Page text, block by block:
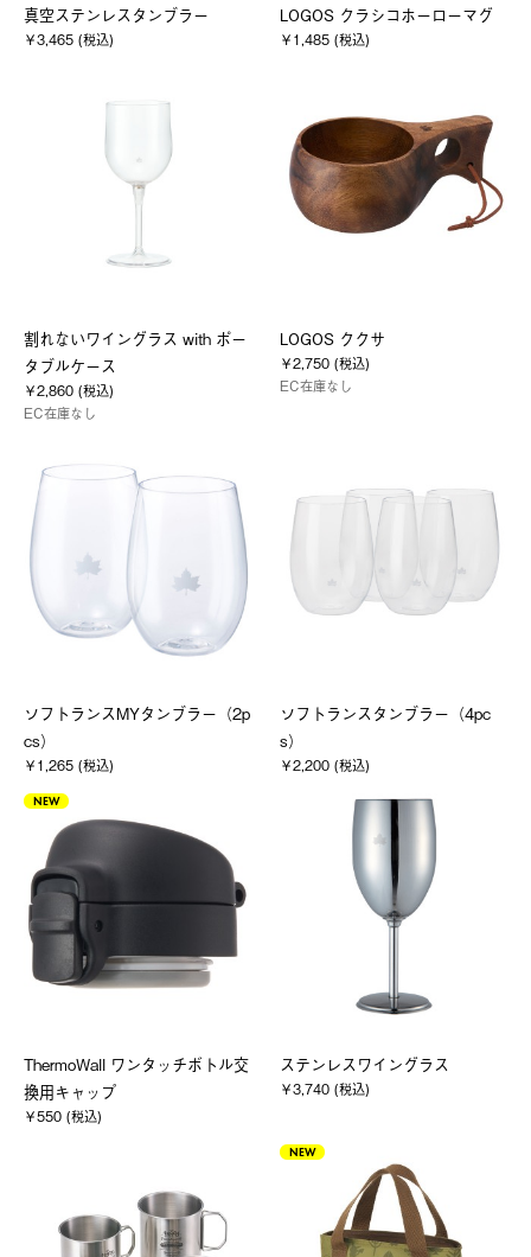
真空ステンレスタンブラー
￥3,465 (税込)
LOGOS クラシコホーローマグ
￥1,485 (税込)
割れないワイングラス with ポー
タブルケース
￥2,860 (税込)
EC在庫なし
LOGOS ククサ
￥2,750 (税込)
EC在庫なし
ソフトランスMYタンブラー（2p
cs）
￥1,265 (税込)
ソフトランスタンブラー（4pc
s）
￥2,200 (税込)
NEW
ThermoWall ワンタッチボトル交
換用キャップ
￥550 (税込)
ステンレスワイングラス
￥3,740 (税込)
NEW